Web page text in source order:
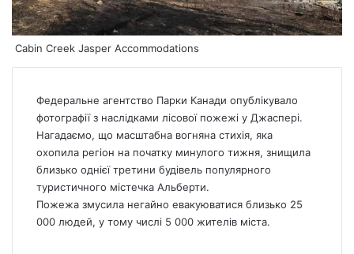
Cabin Creek Jasper Accommodations
Федеральне агентство Парки Канади опублікувало
фотографії з наслідками лісової пожежі у Джаспері.
Нагадаємо, що масштабна вогняна стихія, яка
охопила регіон на початку минулого тижня, знищила
близько однієї третини будівель популярного
туристичного містечка Альберти.
Пожежа змусила негайно евакуюватися близько 25
000 людей, у тому числі 5 000 жителів міста.